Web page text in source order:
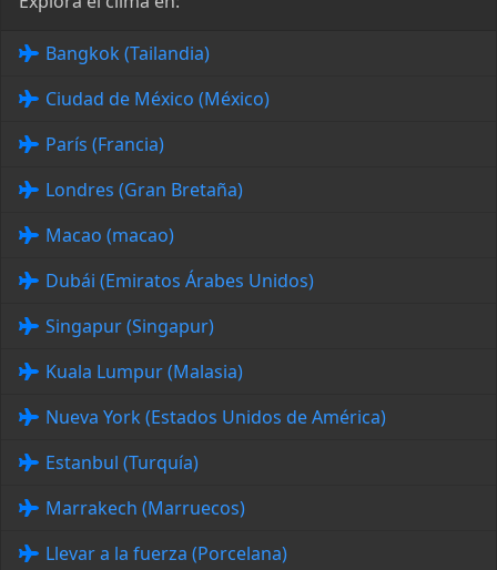
Bangkok (Tailandia)
Ciudad de México (México)
París (Francia)
Londres (Gran Bretaña)
Macao (macao)
Dubái (Emiratos Árabes Unidos)
Singapur (Singapur)
Kuala Lumpur (Malasia)
Nueva York (Estados Unidos de América)
Estanbul (Turquía)
Marrakech (Marruecos)
Llevar a la fuerza (Porcelana)